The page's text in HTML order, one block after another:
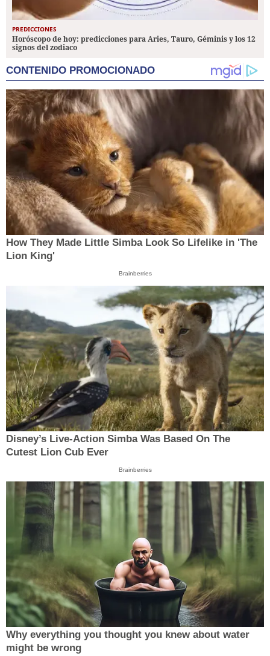
PREDICCIONES
Horóscopo de hoy: predicciones para Aries, Tauro, Géminis y los 12
signos del zodiaco
CONTENIDO PROMOCIONADO
How They Made Little Simba Look So Lifelike in 'The
Lion King'
Brainberries
Disney’s Live-Action Simba Was Based On The
Cutest Lion Cub Ever
Brainberries
Why everything you thought you knew about water
might be wrong